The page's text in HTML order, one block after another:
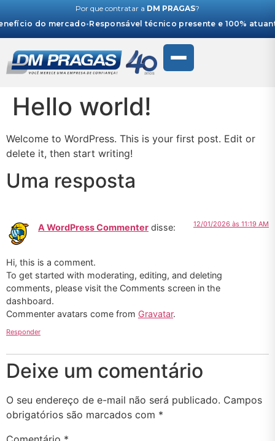
Por que contratar a DM PRAGAS?
do mercado• Responsável técnico presente e 100% atuante
Hello world!
Welcome to WordPress. This is your first post. Edit or
delete it, then start writing!
Uma resposta
A WordPress Commenter disse: 12/01/2026 às 11:19 AM
Hi, this is a comment.
To get started with moderating, editing, and deleting
comments, please visit the Comments screen in the
dashboard.
Commenter avatars come from Gravatar.
Responder
Deixe um comentário
O seu endereço de e-mail não será publicado. Campos
obrigatórios são marcados com *